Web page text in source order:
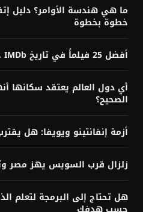
خطوة بخطوة
أفضل 25 فيلماً في تاريخ IMDb حسب تقييم الجمهور 2026
أي دول العالم يعتقد سكانها
الصحيح؟
أزمة إنفانتينو ويويفا: هل
زلزال قرب السويس يهز مصر
هل تحتاج إلى البرمجة لتعلم